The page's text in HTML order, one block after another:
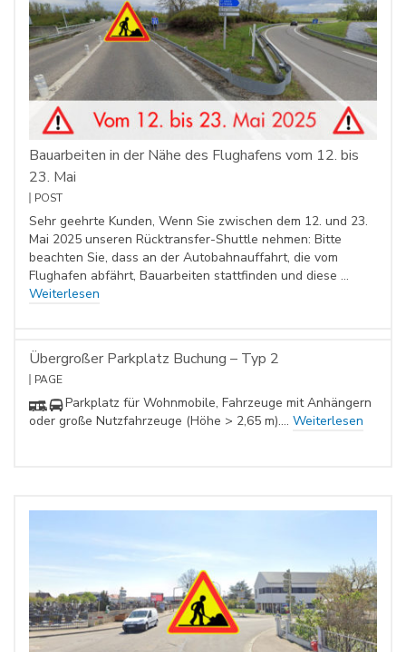
Bauarbeiten in der Nähe des Flughafens vom 12. bis
23. Mai
POST
Sehr geehrte Kunden, Wenn Sie zwischen dem 12. und 23.
Mai 2025 unseren Rücktransfer-Shuttle nehmen: Bitte
beachten Sie, dass an der Autobahnauffahrt, die vom
Flughafen abfährt, Bauarbeiten stattfinden und diese …
Weiterlesen
Übergroßer Parkplatz Buchung – Typ 2
PAGE
Parkplatz für Wohnmobile, Fahrzeuge mit Anhängern
oder große Nutzfahrzeuge (Höhe > 2,65 m).… Weiterlesen